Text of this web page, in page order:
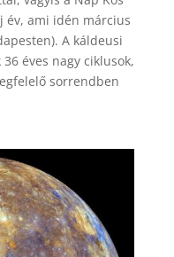
év, ami idén március
A káldeusi
éves nagy ciklusok,
sorrendben